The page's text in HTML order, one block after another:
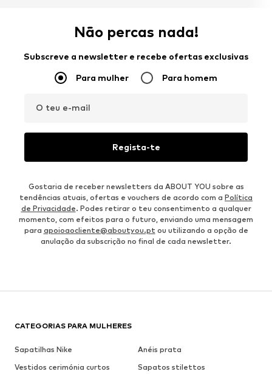
Não percas nada!
Subscreve a newsletter e recebe ofertas exclusivas
Para mulher Para homem
O teu e-mail
Regista-te
Gostaria de receber newsletters da ABOUT YOU sobre as
tendências atuais, ofertas e vouchers de acordo com a Política
de Privacidade. Podes retirar o teu consentimento a qualquer
momento, com efeitos para o futuro, enviando uma mensagem
para apoioaocliente@aboutyou.pt ou utilizando a opção de
anulação da subscrição no final de cada newsletter.
CATEGORIAS PARA MULHERES
Sapatilhas Nike
Anéis prata
Vestidos cerimónia curtos
Sapatos stilettos